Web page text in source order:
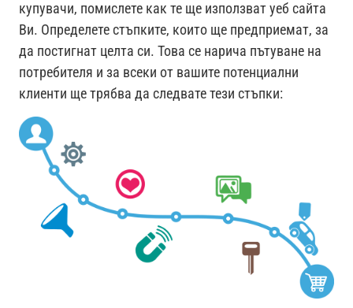
купувачи, помислете как те ще използват уеб сайта
Ви. Определете стъпките, които ще предприемат, за
да постигнат целта си. Това се нарича пътуване на
потребителя и за всеки от вашите потенциални
клиенти ще трябва да следвате тези стъпки: